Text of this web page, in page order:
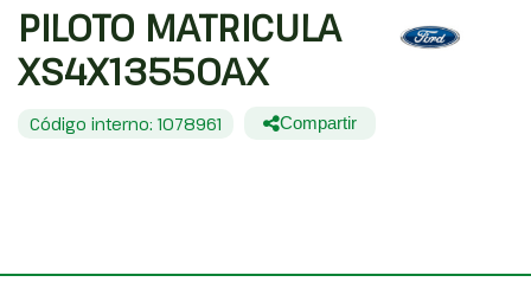
PILOTO MATRICULA
XS4X13550AX
Código interno: 1078961 Compartir